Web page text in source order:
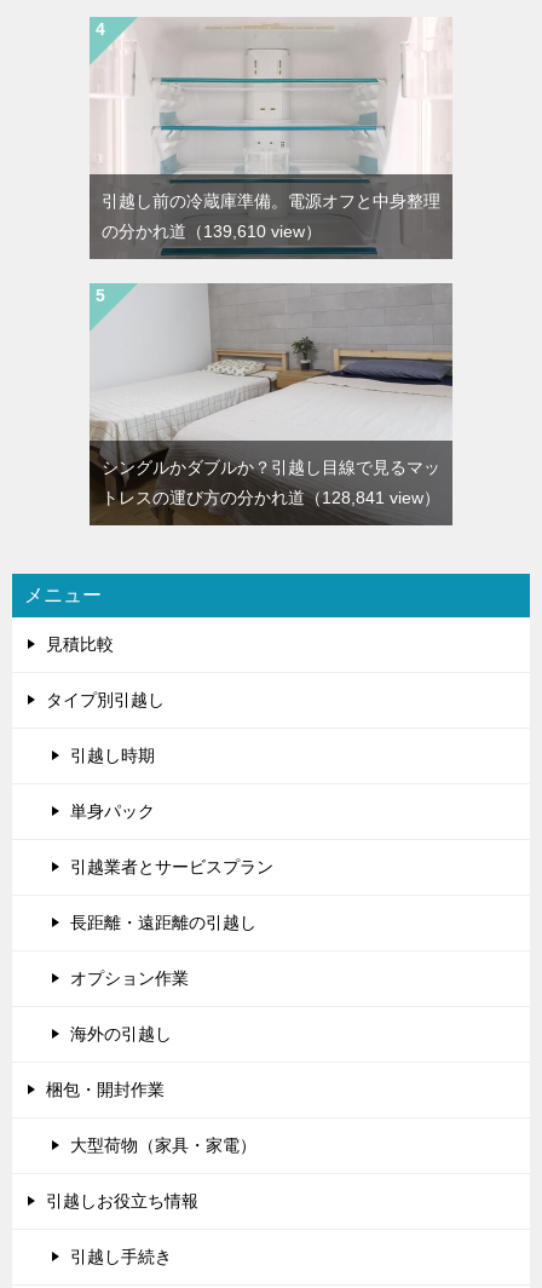
引越し前の冷蔵庫準備。電源オフと中身整理
の分かれ道 （139,610 view）
シングルかダブルか？引越し目線で見るマッ
トレスの運び方の分かれ道（128,841 view）
メニュー
見積比較
タイプ別引越し
引越し時期
単身パック
引越業者とサービスプラン
長距離・遠距離の引越し
オプション作業
海外の引越し
梱包・開封作業
大型荷物（家具・家電）
引越しお役立ち情報
引越し手続き